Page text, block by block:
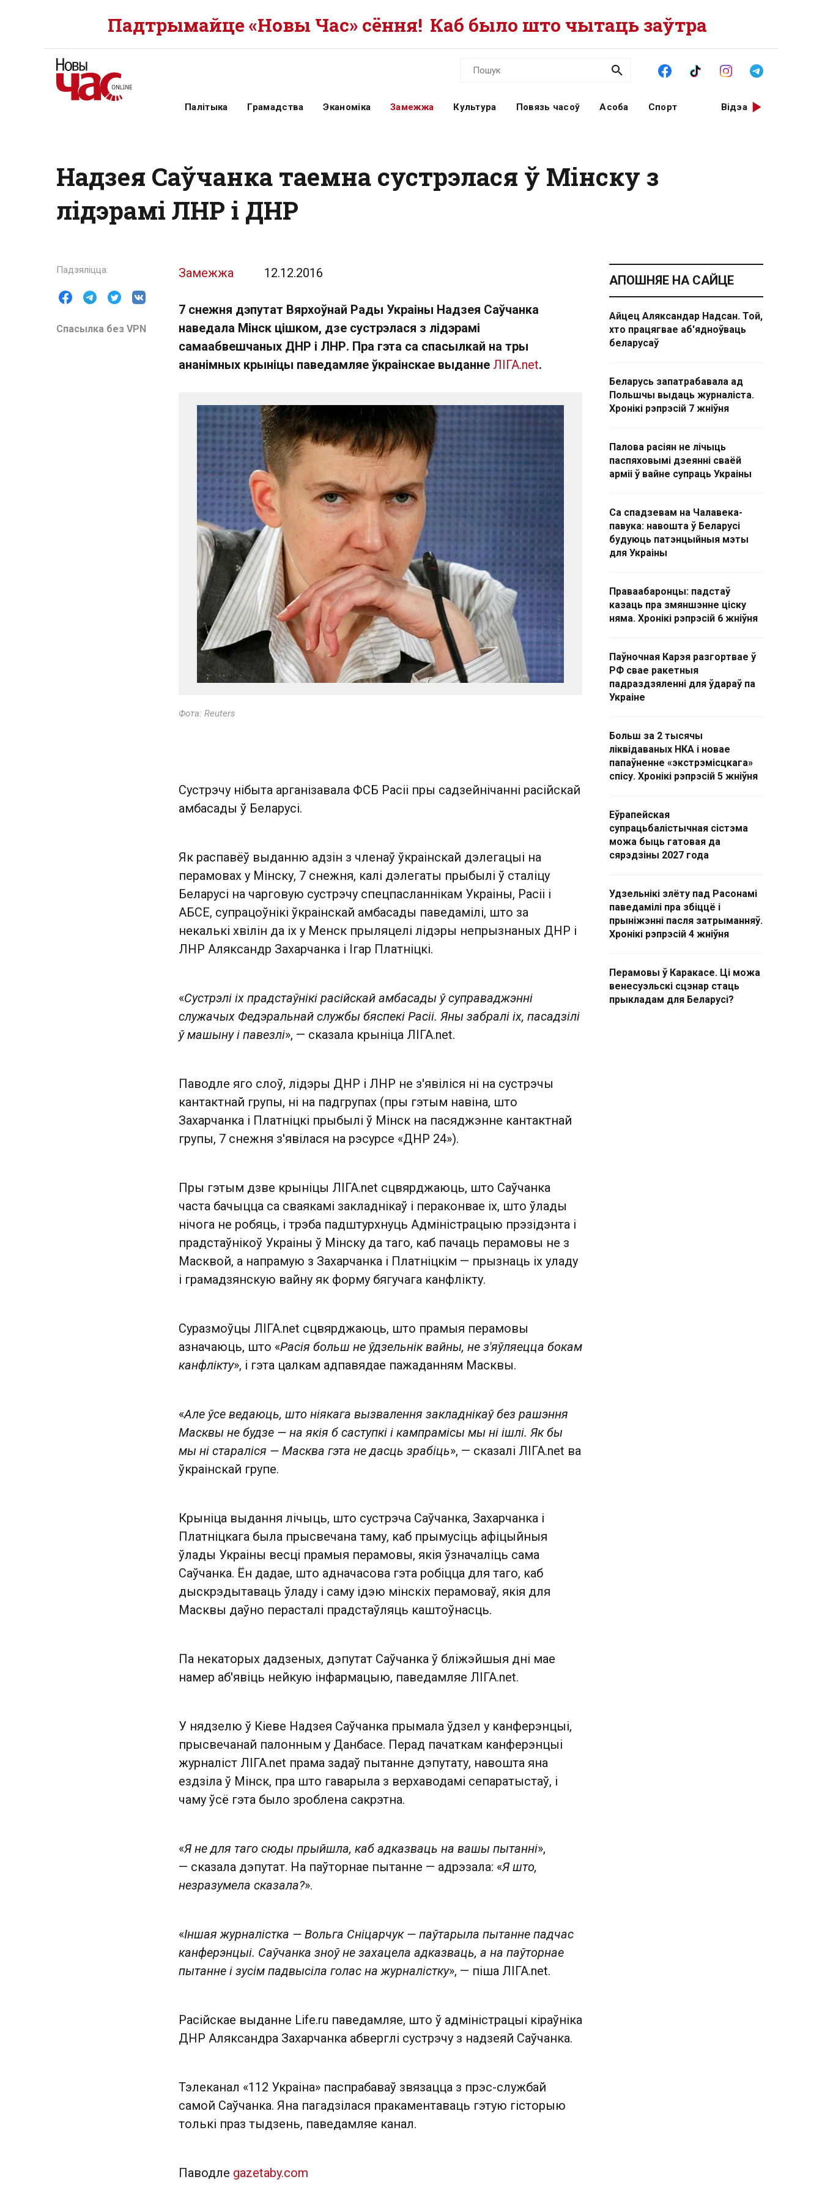
Падтрымайце «Новы Час» сёння! Каб было што чытаць заўтра
Палітыка Грамадства Эканоміка Замежжа Культура Повязь часоў Асоба Спорт Відэа
Надзея Саўчанка таемна сустрэлася ў Мінску з
лідэрамі ЛНР і ДНР
Спасылка без VPN
Замежжа 12.12.2016
7 снежня дэпутат Вярхоўнай Рады Украіны Надзея Саўчанка
наведала Мінск цішком, дзе сустрэлася з лідэрамі
самаабвешчаных ДНР і ЛНР. Пра гэта са спасылкай на тры
ананімных крыніцы паведамляе ўкраінскае выданне ЛІГА.net.
Фота: Reuters
Сустрэчу нібыта арганізавала ФСБ Расіі пры садзейнічанні расійскай
амбасады ў Беларусі.
Як распавёў выданню адзін з членаў ўкраінскай дэлегацыі на
перамовах у Мінску, 7 снежня, калі дэлегаты прыбылі ў сталіцу
Беларусі на чарговую сустрэчу спецпасланнікам Украіны, Расіі і
АБСЕ, супрацоўнікі ўкраінскай амбасады паведамілі, што за
некалькі хвілін да іх у Менск прыляцелі лідэры непрызнаных ДНР і
ЛНР Аляксандр Захарчанка і Ігар Платніцкі.
«Сустрэлі іх прадстаўнікі расійскай амбасады ў суправаджэнні
служачых Федэральнай службы бяспекі Расіі. Яны забралі іх, пасадзілі
ў машыну і павезлі», — сказала крыніца ЛІГА.net.
Паводле яго слоў, лідэры ДНР і ЛНР не з'явіліся ні на сустрэчы
кантактнай групы, ні на падгрупах (пры гэтым навіна, што
Захарчанка і Платніцкі прыбылі ў Мінск на пасяджэнне кантактнай
групы, 7 снежня з'явілася на рэсурсе «ДНР 24»).
Пры гэтым дзве крыніцы ЛІГА.net сцвярджаюць, што Саўчанка
часта бачыцца са сваякамі закладнікаў і пераконвае іх, што ўлады
нічога не робяць, і трэба падштурхнуць Адміністрацыю прэзідэнта і
прадстаўнікоў Украіны ў Мінску да таго, каб пачаць перамовы не з
Масквой, а напрамую з Захарчанка і Платніцкім — прызнаць іх уладу
і грамадзянскую вайну як форму бягучага канфлікту.
Суразмоўцы ЛІГА.net сцвярджаюць, што прамыя перамовы
азначаюць, што «Расія больш не ўдзельнік вайны, не з'яўляецца бокам
канфлікту», і гэта цалкам адпавядае пажаданням Масквы.
«Але ўсе ведаюць, што ніякага вызвалення закладнікаў без рашэння
Масквы не будзе — на якія б саступкі і кампрамісы мы ні ішлі. Як бы
мы ні стараліся — Масква гэта не дасць зрабіць», — сказалі ЛІГА.net ва
ўкраінскай групе.
Крыніца выдання лічыць, што сустрэча Саўчанка, Захарчанка і
Платніцкага была прысвечана таму, каб прымусіць афіцыйныя
ўлады Украіны весці прамыя перамовы, якія ўзначаліць сама
Саўчанка. Ён дадае, што адначасова гэта робіцца для таго, каб
дыскрэдытаваць ўладу і саму ідэю мінскіх перамоваў, якія для
Масквы даўно перасталі прадстаўляць каштоўнасць.
Па некаторых дадзеных, дэпутат Саўчанка ў бліжэйшыя дні мае
намер аб'явіць нейкую інфармацыю, паведамляе ЛІГА.net.
У нядзелю ў Кіеве Надзея Саўчанка прымала ўдзел у канферэнцыі,
прысвечанай палонным у Данбасе. Перад пачаткам канферэнцыі
журналіст ЛІГА.net прама задаў пытанне дэпутату, навошта яна
ездзіла ў Мінск, пра што гаварыла з верхаводамі сепаратыстаў, і
чаму ўсё гэта было зроблена сакрэтна.
«Я не для таго сюды прыйшла, каб адказваць на вашы пытанні»,
— сказала дэпутат. На паўторнае пытанне — адрэзала: «Я што,
незразумела сказала?».
«Іншая журналістка — Вольга Сніцарчук — паўтарыла пытанне падчас
канферэнцыі. Саўчанка зноў не захацела адказваць, а на паўторнае
пытанне і зусім падвысіла голас на журналістку», — піша ЛІГА.net.
Расійскае выданне Life.ru паведамляе, што ў адміністрацыі кіраўніка
ДНР Аляксандра Захарчанка абверглі сустрэчу з надзеяй Саўчанка.
Тэлеканал «112 Украіна» паспрабаваў звязацца з прэс-службай
самой Саўчанка. Яна пагадзілася пракаментаваць гэтую гісторыю
толькі праз тыдзень, паведамляе канал.
Паводле gazetaby.com
АПОШНЯЕ НА САЙЦЕ
Айцец Аляксандар Надсан. Той,
хто працягвае аб'ядноўваць
беларусаў
Беларусь запатрабавала ад
Польшчы выдаць журналіста.
Хронікі рэпрэсій 7 жніўня
Палова расіян не лічыць
паспяховымі дзеянні сваёй
арміі ў вайне супраць Украіны
Са спадзевам на Чалавека-
павука: навошта ў Беларусі
будуюць патэнцыйныя мэты
для Украіны
Праваабаронцы: падстаў
казаць пра змяншэнне ціску
няма. Хронікі рэпрэсій 6 жніўня
Паўночная Карэя разгортвае ў
РФ свае ракетныя
падраздзяленні для ўдараў па
Украіне
Больш за 2 тысячы
ліквідаваных НКА і новае
папаўненне «экстрэмісцкага»
спісу. Хронікі рэпрэсій 5 жніўня
Еўрапейская
супрацьбалістычная сістэма
можа быць гатовая да
сярэдзіны 2027 года
Удзельнікі злёту пад Расонамі
паведамілі пра збіццё і
прыніжэнні пасля затрыманняў.
Хронікі рэпрэсій 4 жніўня
Перамовы ў Каракасе. Ці можа
венесуэльскі сцэнар стаць
прыкладам для Беларусі?